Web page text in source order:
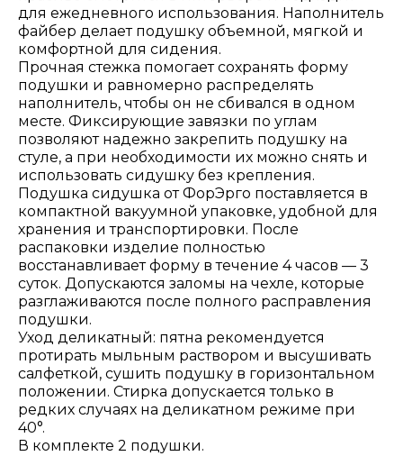
для ежедневного использования. Наполнитель
файбер делает подушку объемной, мягкой и
комфортной для сидения.
Прочная стежка помогает сохранять форму
подушки и равномерно распределять
наполнитель, чтобы он не сбивался в одном
месте. Фиксирующие завязки по углам
позволяют надежно закрепить подушку на
стуле, а при необходимости их можно снять и
использовать сидушку без крепления.
Подушка сидушка от ФорЭрго поставляется в
компактной вакуумной упаковке, удобной для
хранения и транспортировки. После
распаковки изделие полностью
восстанавливает форму в течение 4 часов — 3
суток. Допускаются заломы на чехле, которые
разглаживаются после полного расправления
подушки.
Уход деликатный: пятна рекомендуется
протирать мыльным раствором и высушивать
салфеткой, сушить подушку в горизонтальном
положении. Стирка допускается только в
редких случаях на деликатном режиме при
40°.
В комплекте 2 подушки.